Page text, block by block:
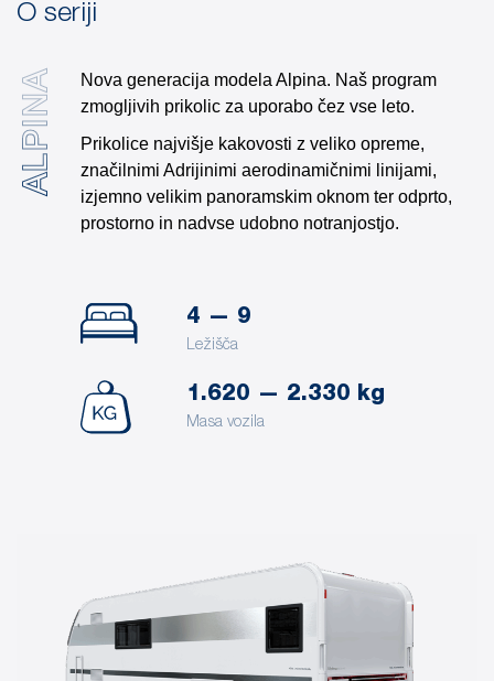
O seriji
ALPINA
Nova generacija modela Alpina. Naš program
zmogljivih prikolic za uporabo čez vse leto.
Prikolice najvišje kakovosti z veliko opreme,
značilnimi Adrijinimi aerodinamičnimi linijami,
izjemno velikim panoramskim oknom ter odprto,
prostorno in nadvse udobno notranjostjo.
4 — 9
Ležišča
1.620 — 2.330 kg
Masa vozila